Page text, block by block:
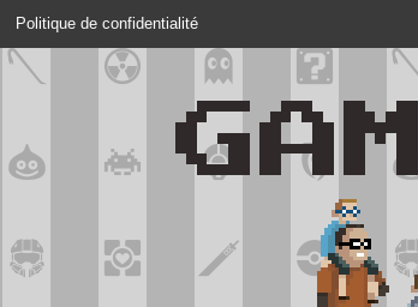
Politique de confidentialité